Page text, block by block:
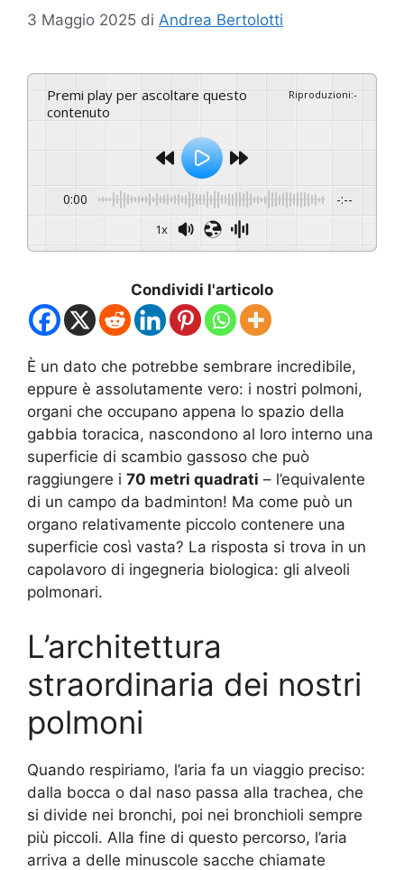
3 Maggio 2025 di Andrea Bertolotti
Premi play per ascoltare questo
contenuto
Riproduzioni:-
0:00 -:--
1x
Condividi l'articolo
È un dato che potrebbe sembrare incredibile,
eppure è assolutamente vero: i nostri polmoni,
organi che occupano appena lo spazio della
gabbia toracica, nascondono al loro interno una
superficie di scambio gassoso che può
raggiungere i 70 metri quadrati – l’equivalente
di un campo da badminton! Ma come può un
organo relativamente piccolo contenere una
superficie così vasta? La risposta si trova in un
capolavoro di ingegneria biologica: gli alveoli
polmonari.
L’architettura
straordinaria dei nostri
polmoni
Quando respiriamo, l’aria fa un viaggio preciso:
dalla bocca o dal naso passa alla trachea, che
si divide nei bronchi, poi nei bronchioli sempre
più piccoli. Alla fine di questo percorso, l’aria
arriva a delle minuscole sacche chiamate